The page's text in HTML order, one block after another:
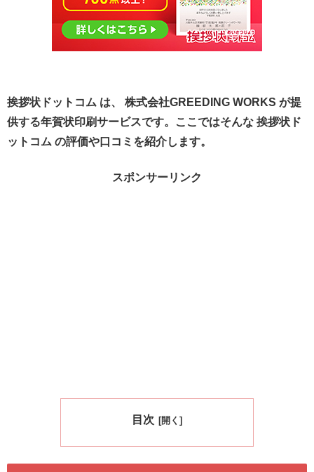
挨拶状ドットコム は、 株式会社GREEDING WORKS が提
供する年賀状印刷サービスです。ここではそんな 挨拶状ド
ットコム の評価や口コミを紹介します。
スポンサーリンク
目次